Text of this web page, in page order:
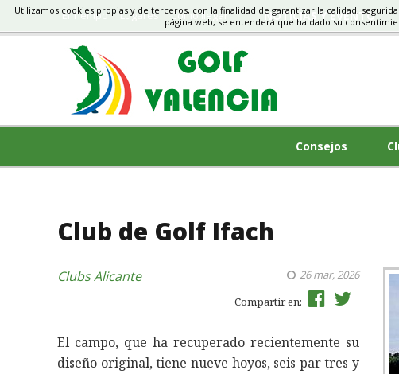
El Tiempo Lugares Cómo llegar NOTICIAS Y EVENTOS
Consejos
Club de Golf Ifach
ClubsAlicante
26 mar, 2026
Compartir en:
El campo, que ha recuperado recientemente su
diseño original, tiene nueve hoyos, seis par tres y
Utilizamos cookies propias y de terceros, con la finalidad de garantizar la calidad,
página web, se entenderá que ha dado su